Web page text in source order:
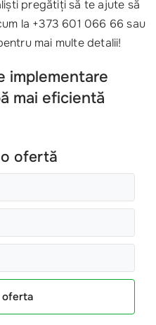
pregătiți să te ajute să
la +373 601 066 66 sau
mai multe detalii!
implementare
mai eficientă
ofertă
oferta